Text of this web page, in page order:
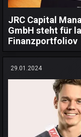
JRC Capital
GmbH steht für
Finanzportfoliov
29.01.2024